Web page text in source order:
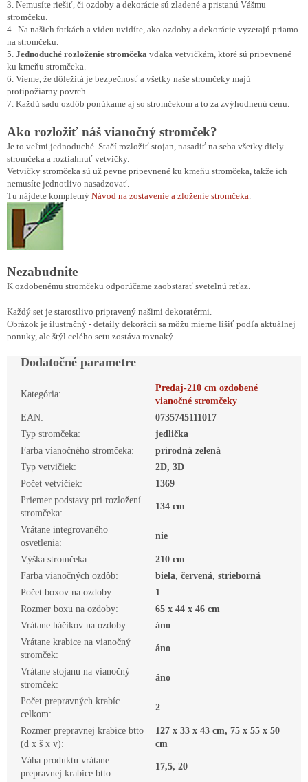
3. Nemusíte riešiť, či ozdoby a dekorácie sú zladené a pristanú Vášmu
stromčeku.
4. Na našich fotkách a videu uvidíte, ako ozdoby a dekorácie vyzerajú priamo
na stromčeku.
5. Jednoduché rozloženie stromčeka vďaka vetvičkám, ktoré sú pripevnené
ku kmeňu stromčeka.
6. Vieme, že dôležitá je bezpečnosť a všetky naše stromčeky majú
protipožiarny povrch.
7. Každú sadu ozdôb ponúkame aj so stromčekom a to za zvýhodnenú cenu.
Ako rozložiť náš vianočný stromček?
Je to veľmi jednoduché. Stačí rozložiť stojan, nasadiť na seba všetky diely
stromčeka a roztiahnuť vetvičky.
Vetvičky stromčeka sú už pevne pripevnené ku kmeňu stromčeka, takže ich
nemusíte jednotlivo nasadzovať.
Tu nájdete kompletný Návod na zostavenie a zloženie stromčeka
Nezabudnite
K ozdobenému stromčeku odporúčame zaobstarať svetelnú reťaz.
Každý set je starostlivo pripravený našimi dekoratérmi.
Obrázok je ilustračný - detaily dekorácií sa môžu mierne líšiť podľa aktuálnej
ponuky, ale štýl celého setu zostáva rovnaký.
Dodatočné parametre
Kategória:
Predaj-210 cm ozdobené
vianočné stromčeky
EAN:
0735745111017
Typ stromčeka:
jedlička
Farba vianočného stromčeka:
prírodná zelená
Typ vetvičiek:
2D, 3D
Počet vetvičiek:
1369
Priemer podstavy pri rozložení
stromčeka:
134 cm
Vrátane integrovaného
osvetlenia:
nie
Výška stromčeka:
210 cm
Farba vianočných ozdôb:
biela, červená, strieborná
Počet boxov na ozdoby:
1
Rozmer boxu na ozdoby:
65 x 44 x 46 cm
Vrátane háčikov na ozdoby:
áno
Vrátane krabice na vianočný
stromček:
áno
Vrátane stojanu na vianočný
stromček:
áno
Počet prepravných krabíc
celkom:
2
Rozmer prepravnej krabice btto
(d x š x v):
127 x 33 x 43 cm, 75 x 55 x 50
cm
Váha produktu vrátane
prepravnej krabice btto:
17,5, 20